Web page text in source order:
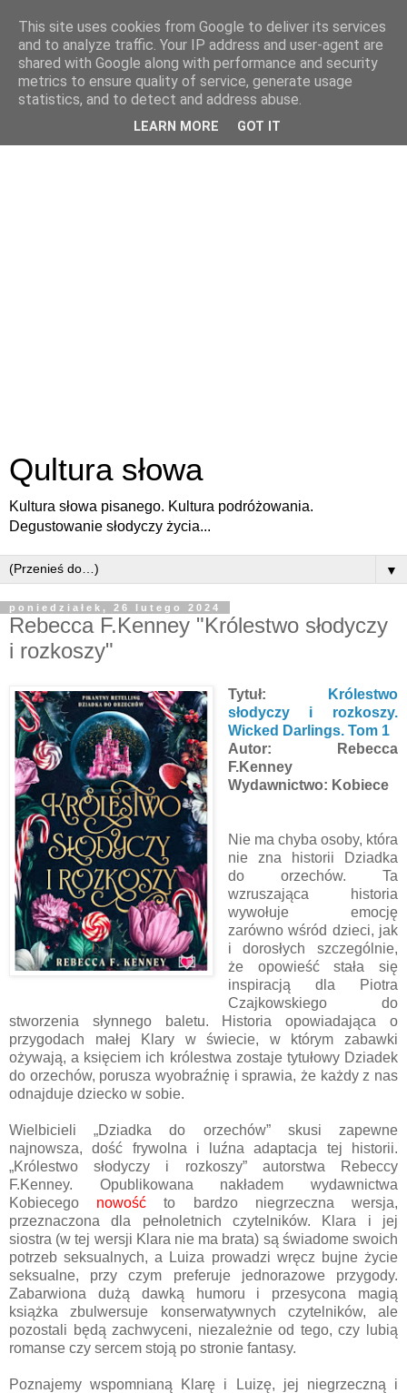
Qultura słowa
Kultura słowa pisanego. Kultura podróżowania.
Degustowanie słodyczy życia...
▼
poniedziałek, 26 lutego 2024
Rebecca F.Kenney "Królestwo słodyczy
i rozkoszy"
Tytuł:
Królestwo
słodyczy i rozkoszy.
Wicked Darlings. Tom 1
Autor: Rebecca
F.Kenney
Wydawnictwo: Kobiece
Nie ma chyba osoby, która
nie zna historii Dziadka
do orzechów. Ta
wzruszająca historia
wywołuje emocję
zarówno wśród dzieci, jak
i dorosłych szczególnie,
że opowieść stała się
inspiracją dla Piotra
Czajkowskiego do
stworzenia słynnego baletu. Historia opowiadająca o
przygodach małej Klary w świecie, w którym zabawki
ożywają, a księciem ich królestwa zostaje tytułowy Dziadek
do orzechów, porusza wyobraźnię i sprawia, że każdy z nas
odnajduje dziecko w sobie.
Wielbicieli „Dziadka do orzechów” skusi zapewne
najnowsza, dość frywolna i luźna adaptacja tej historii.
„Królestwo słodyczy i rozkoszy” autorstwa Rebeccy
F.Kenney. Opublikowana nakładem wydawnictwa
Kobiecego nowość to bardzo niegrzeczna wersja,
przeznaczona dla pełnoletnich czytelników. Klara i jej
siostra (w tej wersji Klara nie ma brata) są świadome swoich
potrzeb seksualnych, a Luiza prowadzi wręcz bujne życie
seksualne, przy czym preferuje jednorazowe przygody.
Zabarwiona dużą dawką humoru i przesycona magią
książka zbulwersuje konserwatywnych czytelników, ale
pozostali będą zachwyceni, niezależnie od tego, czy lubią
romanse czy sercem stoją po stronie fantasy.
Poznajemy wspomnianą Klarę i Luizę, jej niegrzeczną i
This site uses cookies from Google to deliver its services
and to analyze traffic. Your IP address and user-agent are
shared with Google along with performance and security
metrics to ensure quality of service, generate usage
statistics, and to detect and address abuse.
LEARN MORE GOT IT